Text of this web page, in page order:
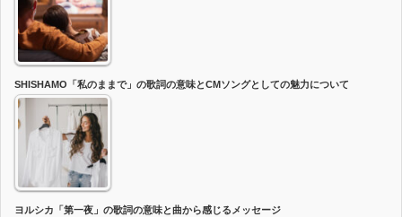
SHISHAMO「私のままで」の歌詞の意味とCMソングとしての魅力について
ヨルシカ「第一夜」の歌詞の意味と曲から感じるメッセージ